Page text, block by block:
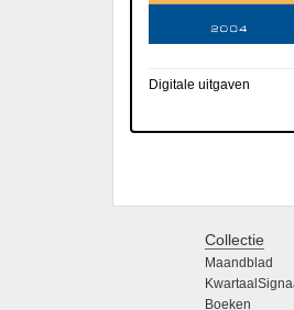
Digitale uitgaven
Collectie
Maandblad
Boeken